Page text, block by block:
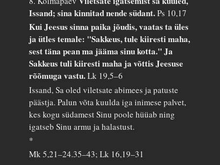
Issand; sina kinnitad nende südant.Ps 10,17
Kui Jeesus sinna paika jõudis, vaatas ta üles
ja ütles temale: "Sakkeus, tule kiiresti maha,
sest täna pean ma jääma sinu kotta." Ja
Sakkeus tuli kiiresti maha ja võttis Jeesuse
rõõmuga vastu.Lk 19,5–6
Issand, Sa oled viletsate abimees ja patuste
päästja. Palun võta kuulda iga inimese palvet,
kes kogu südamest Sinu poole hüüab ning
igatseb Sinu armu ja halastust.
*
Mk 5,21–24.35–43; Lk 16,19–31